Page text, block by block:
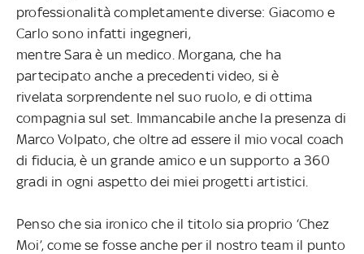
professionalità completamente diverse: Giacomo e
Carlo sono infatti ingegneri,
mentre Sara è un medico. Morgana, che ha
partecipato anche a precedenti video, si è
rivelata sorprendente nel suo ruolo, e di ottima
compagnia sul set. Immancabile anche la presenza di
Marco Volpato, che oltre ad essere il mio vocal coach
di fiducia, è un grande amico e un supporto a 360
gradi in ogni aspetto dei miei progetti artistici.
Penso che sia ironico che il titolo sia proprio ‘Chez
Moi’, come se fosse anche per il nostro team il punto